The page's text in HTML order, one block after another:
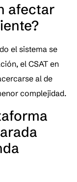
afectar
el sistema se
el CSAT en
al de
complejidad.